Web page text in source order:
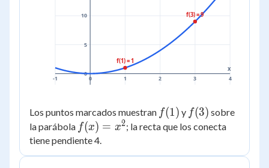
-1 0 1 2 3 4
0
5
10
x
f(1) = 1
f(3) = 9
Los puntos marcados muestran f(1)
f(1) y f(3)
f(3) sobre
la parábola f(x)
=
x^2
f(x) = x2; la recta que los conecta
tiene pendiente 4.